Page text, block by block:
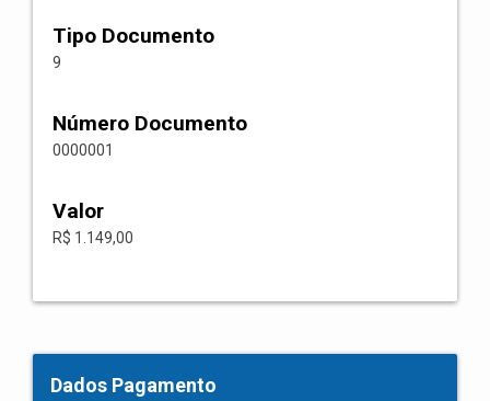
Tipo Documento
9
Número Documento
0000001
Valor
R$ 1.149,00
Dados Pagamento